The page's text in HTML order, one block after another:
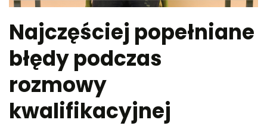
Najczęściej popełniane
błędy podczas
rozmowy
kwalifikacyjnej